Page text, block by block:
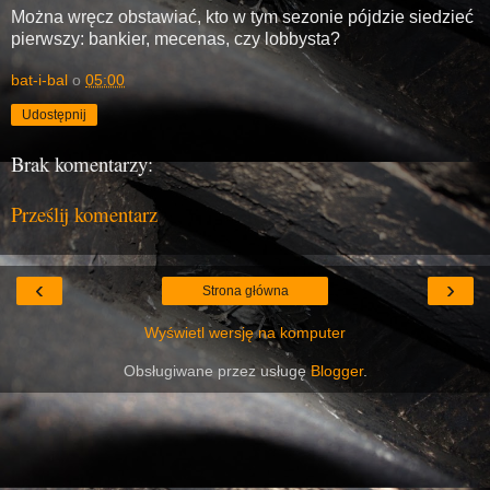
Można wręcz obstawiać, kto w tym sezonie pójdzie siedzieć
pierwszy: bankier, mecenas, czy lobbysta?
bat-i-bal o 05:00
Udostępnij
Brak komentarzy:
Prześlij komentarz
‹ ›
Strona główna
Wyświetl wersję na komputer
Obsługiwane przez usługęBlogger.